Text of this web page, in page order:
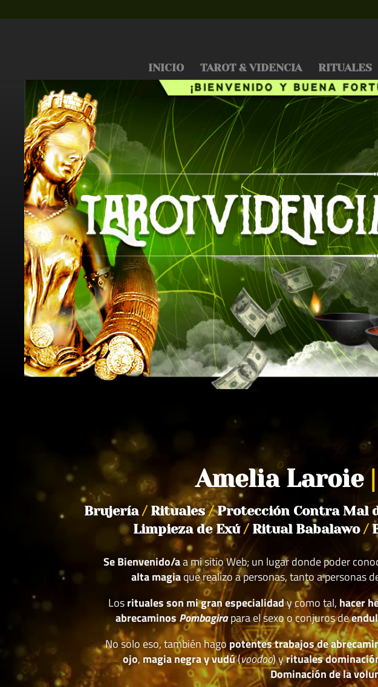
INICIO TAROT & VIDENCIA RITUALES
Amelia Laroie
Brujería /Rituales/Protección Contra Mal
Limpieza de Exú /Ritual Babalawo /
Se Bienvenido/aa mi sitio Web; un lugar donde poder
alta magiaque realizo a personas, tanto a personas
Losrituales son mi gran especialidady como tal, hacer
abrecaminos Pombagirapara el sexo o conjuros de
No solo eso, también hago potentes trabajos de
ojo, magia negra y vudú(voodoo) yrituales
Dominación de la